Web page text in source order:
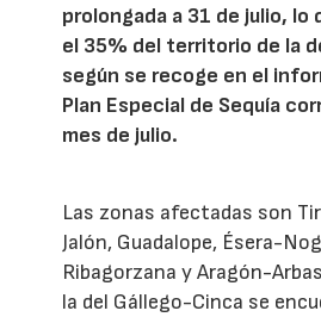
prolongada a 31 de julio, lo
el 35% del territorio de la
según se recoge en el
Plan Especial de Sequía
mes de julio.
Las zonas afectadas son
Jalón, Guadalope, Ésera-
Ribagorzana y Aragón-
la del Gállego-Cinca se